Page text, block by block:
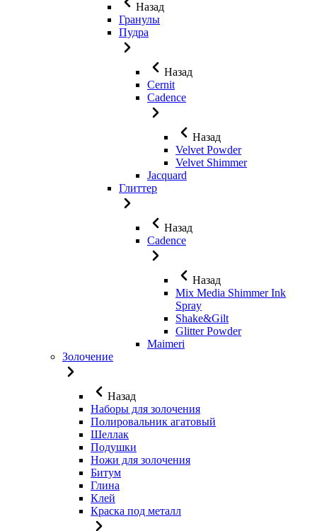
Назад
Гранулы
Пудра
Назад
Cernit
Cadence
Назад
Velvet Powder
Velvet Shimmer
Jaсquard
Глиттер
Назад
Cadence
Назад
Mix Media Shimmer Ink
Spray
Shake&Gilt
Glitter Powder
Maimeri
Золочение
Назад
Наборы для золочения
Полировальник агатовый
Шеллак
Подушки
Ножи для золочения
Битум
Глина
Клей
Краска под металл